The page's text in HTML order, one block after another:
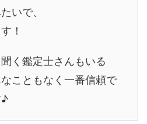
いで、
！
く鑑定士さんもいる
こともなく一番信頼で
♪